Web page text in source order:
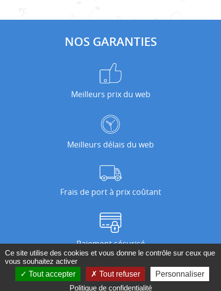
NOS GARANTIES
Meilleurs prix du web
Meilleurs délais du web
Frais de port à prix coûtant
Paiement sécurisé
Nos magasins
Ce site utilise des cookies et vous donne le contrôle sur ceux que
vous souhaitez activer
Tout accepter
Tout refuser
Personnaliser
Politique de confidentialité